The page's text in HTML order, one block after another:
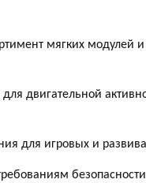
мягких модулей
двигательной
для игровых и